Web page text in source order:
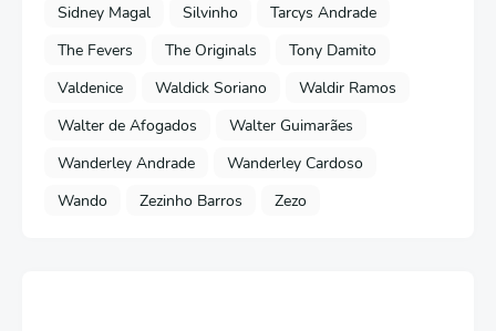
Sidney Magal
Silvinho
Tarcys Andrade
The Fevers
The Originals
Tony Damito
Valdenice
Waldick Soriano
Waldir Ramos
Walter de Afogados
Walter Guimarães
Wanderley Andrade
Wanderley Cardoso
Wando
Zezinho Barros Zezo